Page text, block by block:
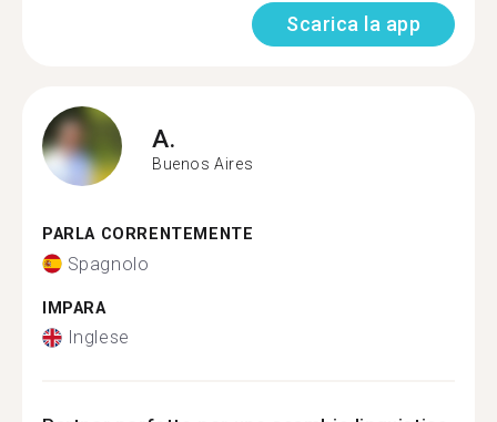
Scarica la app
A.
Buenos Aires
PARLA CORRENTEMENTE
Spagnolo
IMPARA
Inglese